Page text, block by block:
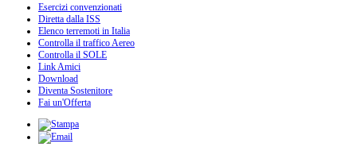
Esercizi convenzionati
Diretta dalla ISS
Elenco terremoti in Italia
Controlla il traffico Aereo
Controlla il SOLE
Link Amici
Download
Diventa Sostenitore
Fai un'Offerta